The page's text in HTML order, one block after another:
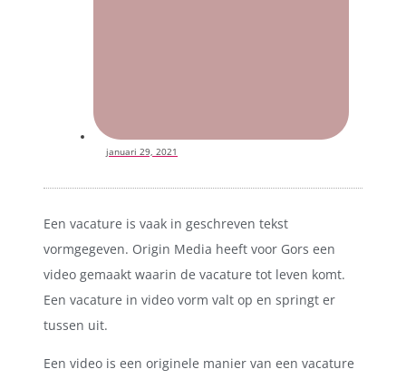
januari 29, 2021
Een vacature is vaak in geschreven tekst
vormgegeven. Origin Media heeft voor Gors een
video gemaakt waarin de vacature tot leven komt.
Een vacature in video vorm valt op en springt er
tussen uit.
Een video is een originele manier van een vacature